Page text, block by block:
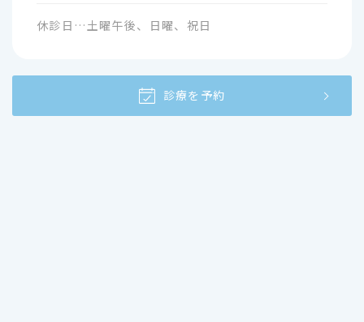
休診日…土曜午後、日曜、祝日
診療を予約